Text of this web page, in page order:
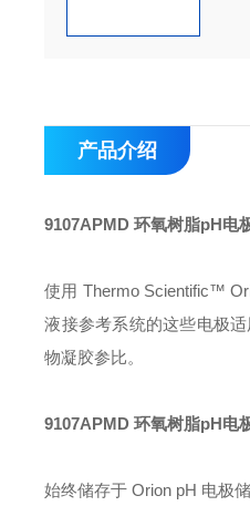
产品介绍
9107APMD 环氧树脂pH电
使用 Thermo Scientific™
液接参考系统的这些电极
物凝胶参比。
9107APMD 环氧树脂pH电
始终储存于 Orion pH 电极